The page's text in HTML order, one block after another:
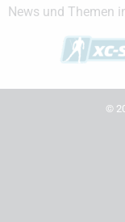
News und Themen
©